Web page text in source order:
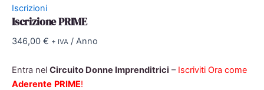
Iscrizioni
Iscrizione PRIME
346,00 € + IVA / Anno
Entra nel Circuito Donne Imprenditrici – Iscriviti Ora come
Aderente PRIME!